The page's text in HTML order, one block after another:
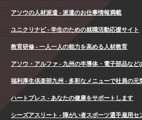
アソウの人材派遣 - 派遣のお仕事情報満載
ユニクリナビ - 学生のための就職活動応援サイト
教育研修 - 一人一人の能力を高める人材教育
アソウ・アルファ - 九州の半導体・電子部品など
福利厚生倶楽部九州 - 多彩なメニューで社員の元
ハートプレス - あなたの健康をサポートします
シーズアスリート - 障がい者スポーツ選手雇用セ